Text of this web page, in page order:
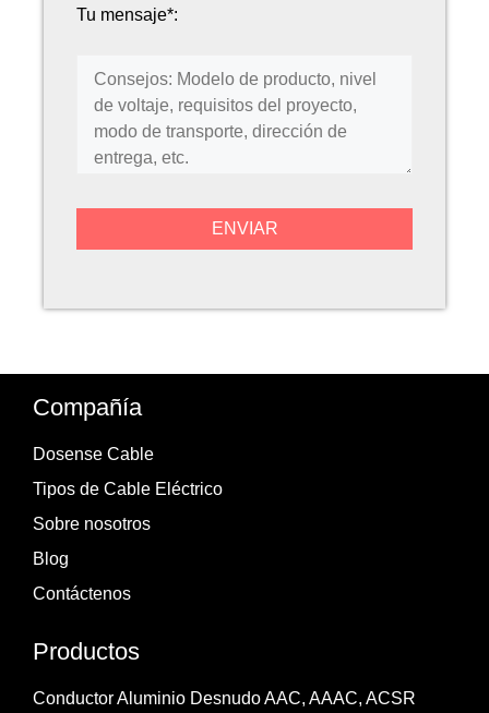
Tu mensaje*:
Compañía
Dosense Cable
Tipos de Cable Eléctrico
Sobre nosotros
Blog
Contáctenos
Productos
Conductor Aluminio Desnudo AAC, AAAC, ACSR